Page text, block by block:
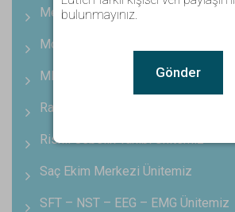
Medikal Estetik Ünitemiz
Modern ve Konforlu Hasta
MR (EMAR) Ünitemiz
Radyoloji ve Görüntüleme Ünitemiz
Riskli Gebelik Takibi Ünitemiz
Saç Ekim Merkezi Ünitemiz
SFT – NST – EEG – EMG Ünitemiz
bulunmayınız.
Gönder